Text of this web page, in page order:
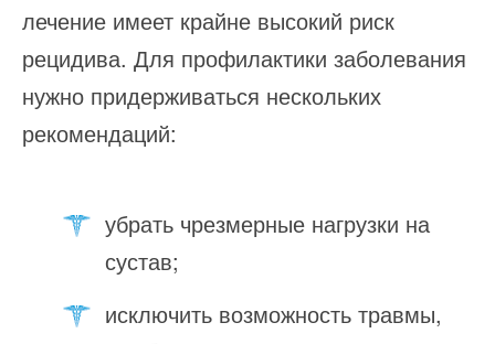
лечение имеет крайне высокий риск
рецидива. Для профилактики заболевания
нужно придерживаться нескольких
рекомендаций:
убрать чрезмерные нагрузки на
сустав;
исключить возможность травмы,